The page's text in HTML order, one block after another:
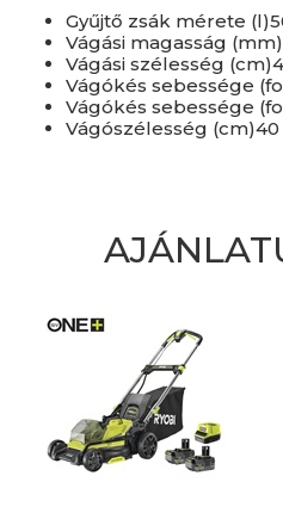
Gyűjtő zsák mérete
Vágási magasság
Vágási szélesség
Vágókés sebessége
Vágókés sebessége
Vágószélesség (cm)40